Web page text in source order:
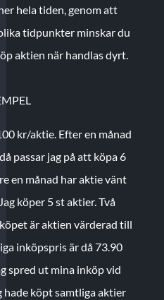
hela tiden, genom att
tidpunkter minskar du
aktien när handlas dyrt.
kr/aktie. Efter en månad
passar jag på att köpa 6
en månad har aktie vänt
köper 5 st aktier.Två
är aktien värderad till
inköpspris är då 73.90
spred ut mina inköp vid
köpt samtliga aktier